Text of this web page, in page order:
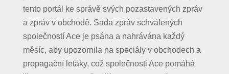
tento portál ke správě svých pozastavených zpráv
a zpráv v obchodě. Sada zpráv schválených
společností Ace je psána a nahrávána každý
měsíc, aby upozornila na speciály v obchodech a
propagační letáky, což společnosti Ace pomáhá